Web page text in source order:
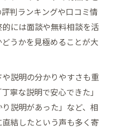
判ランキングや口コミ情
には面談や無料相談を活
うかを見極めることが大
説明の分かりやすさも重
寧な説明で安心できた」
り説明があった」など、相
結したという声も多く寄